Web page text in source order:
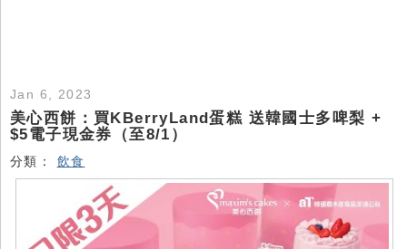
Jan 6, 2023
美心西餅：買KBerryLand蛋糕 送韓國士多啤梨 +
$5電子現金券（至8/1）
分類： 飲食